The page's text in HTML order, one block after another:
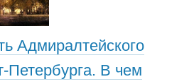
Адмиралтейского
Петербурга. В чем